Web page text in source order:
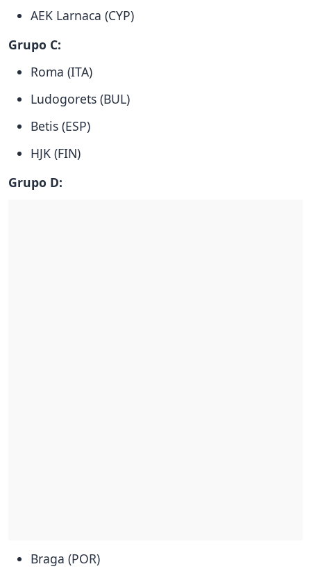
AEK Larnaca (CYP)
Grupo C:
Roma (ITA)
Ludogorets (BUL)
Betis (ESP)
HJK (FIN)
Grupo D:
Braga (POR)